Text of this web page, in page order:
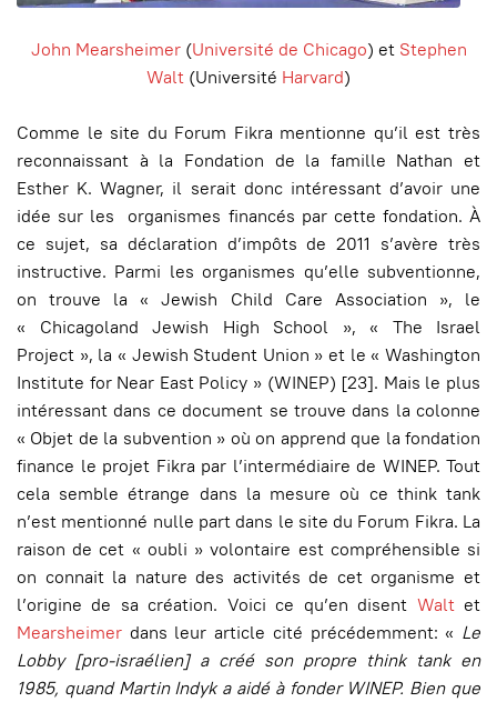
John Mearsheimer(Université de Chicago) et Stephen
Walt (Université Harvard)
Comme le site du Forum Fikra mentionne qu’il est très
reconnaissant à la Fondation de la famille Nathan et
Esther K. Wagner, il serait donc intéressant d’avoir une
idée sur les organismes financés par cette fondation. À
ce sujet, sa déclaration d’impôts de 2011 s’avère très
instructive. Parmi les organismes qu’elle subventionne,
on trouve la « Jewish Child Care Association », le
« Chicagoland Jewish High School », « The Israel
Project », la « Jewish Student Union » et le « Washington
Institute for Near East Policy » (WINEP) [23]. Mais le plus
intéressant dans ce document se trouve dans la colonne
« Objet de la subvention » où on apprend que la fondation
finance le projet Fikra par l’intermédiaire de WINEP. Tout
cela semble étrange dans la mesure où ce think tank
n’est mentionné nulle part dans le site du Forum Fikra. La
raison de cet « oubli » volontaire est compréhensible si
on connait la nature des activités de cet organisme et
l’origine de sa création. Voici ce qu’en disent Waltet
Mearsheimer dans leur article cité précédemment: « Le
Lobby [pro-israélien] a créé son propre think tank en
1985, quand Martin Indyk a aidé à fonder WINEP. Bien que